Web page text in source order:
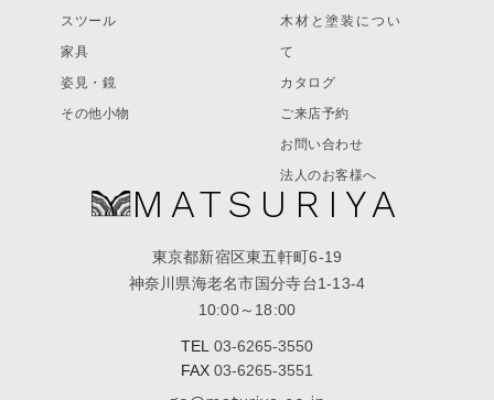
MATSURIYA
東京都新宿区東五軒町6-19
神奈川県海老名市国分寺台1-13-4
10:00～18:00
TEL 03-6265-3550
FAX 03-6265-3551
スツール
家具
姿見・鏡
その他小物
木材と塗装につい
て
カタログ
ご来店予約
お問い合わせ
法人のお客様へ